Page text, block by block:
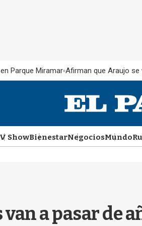
Parque Miramar Afirman que Araujo se
ShowBienestarNegociosMundo
van a pasar de